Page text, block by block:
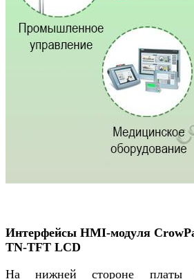
Интерфейсы HMI-модуля
TN-TFT LCD
На нижней стороне платы